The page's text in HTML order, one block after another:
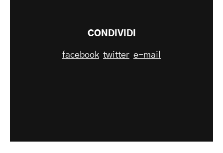
CONDIVIDI
facebook twitter e-mail